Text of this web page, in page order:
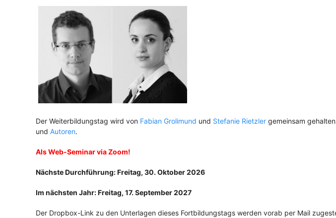
Der Weiterbildungstag wird von Fabian Grolimund und Stefanie Rietzler gemeinsam
und Autoren.
Als Web-Seminar via Zoom!
Nächste Durchführung: Freitag, 30. Oktober 2026
Im nächsten Jahr: Freitag, 17. September 2027
Der Dropbox-Link zu den Unterlagen dieses Fortbildungstags werden vorab per Mail